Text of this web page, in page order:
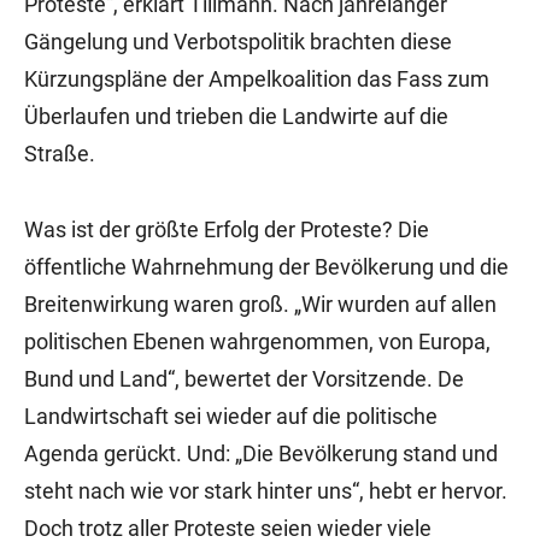
Gängelung und Verbotspolitik brachten diese
Kürzungspläne der Ampelkoalition das Fass zum
Überlaufen und trieben die Landwirte auf die
Straße.
Was ist der größte Erfolg der Proteste? Die
öffentliche Wahrnehmung der Bevölkerung und die
Breitenwirkung waren groß. „Wir wurden auf allen
politischen Ebenen wahrgenommen, von Europa,
Bund und Land“, bewertet der Vorsitzende. De
Landwirtschaft sei wieder auf die politische
Agenda gerückt. Und: „Die Bevölkerung stand und
steht nach wie vor stark hinter uns“, hebt er hervor.
Doch trotz aller Proteste seien wieder viele